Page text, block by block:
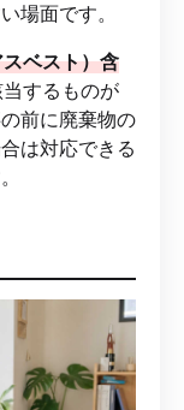
場面です。
ベスト）含
するものが
前に廃棄物の
は対応できる